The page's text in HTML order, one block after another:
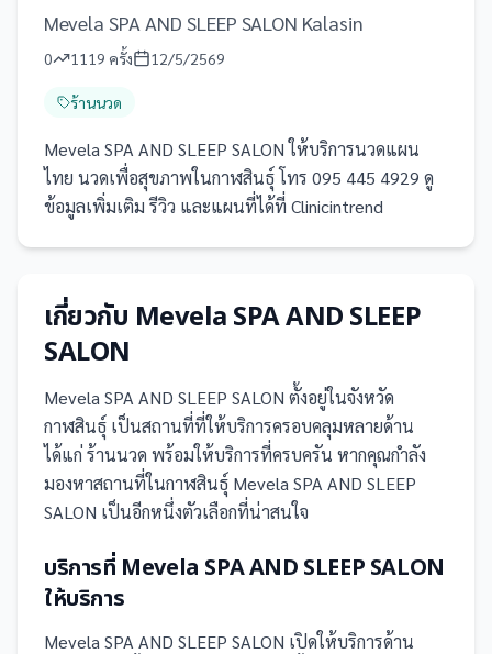
Mevela SPA AND SLEEP SALON Kalasin
0 1119 ครั้ง 12/5/2569
ร้านนวด
Mevela SPA AND SLEEP SALON ให้บริการนวดแผน
ไทย นวดเพื่อสุขภาพในกาฬสินธุ์ โทร 095 445 4929 ดู
ข้อมูลเพิ่มเติม รีวิว และแผนที่ได้ที่ Clinicintrend
เกี่ยวกับ Mevela SPA AND SLEEP
SALON
Mevela SPA AND SLEEP SALON ตั้งอยู่ในจังหวัด
กาฬสินธุ์ เป็นสถานที่ที่ให้บริการครอบคลุมหลายด้าน
ได้แก่ ร้านนวด พร้อมให้บริการที่ครบครัน หากคุณกำลัง
มองหาสถานที่ในกาฬสินธุ์ Mevela SPA AND SLEEP
SALON เป็นอีกหนึ่งตัวเลือกที่น่าสนใจ
บริการที่ Mevela SPA AND SLEEP SALON
ให้บริการ
Mevela SPA AND SLEEP SALON เปิดให้บริการด้าน